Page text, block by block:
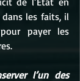
les faits, il
payer les
l’un des